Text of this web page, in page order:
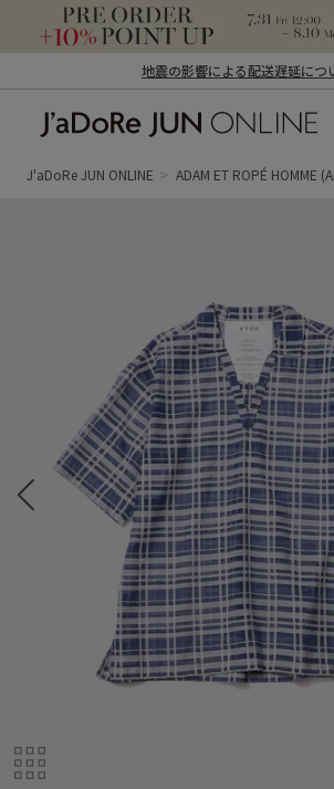
地震の影響による配送遅延につ
ン オンライン）
J'aDoRe JUN ONLINE ADAM ET ROPÉ HOMME